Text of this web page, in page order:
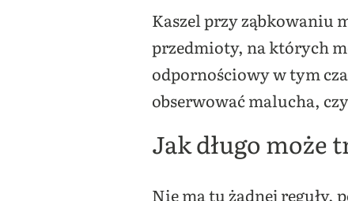
Kaszel przy ząbkowaniu
przedmioty, na których
odpornościowy w tym
obserwować malucha,
Jak długo może
Nie ma tu żadnej reguły,